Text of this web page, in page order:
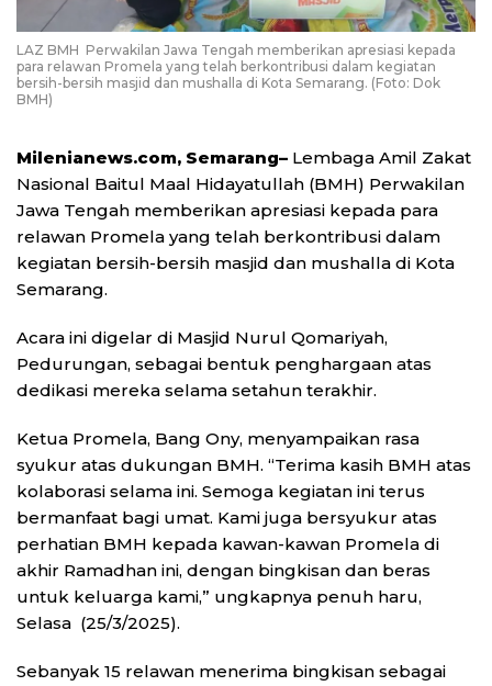
LAZ BMH Perwakilan Jawa Tengah memberikan apresiasi kepada
para relawan Promela yang telah berkontribusi dalam kegiatan
bersih-bersih masjid dan mushalla di Kota Semarang. (Foto: Dok
BMH)
Milenianews.com, Semarang– Lembaga Amil Zakat
Nasional Baitul Maal Hidayatullah (BMH) Perwakilan
Jawa Tengah memberikan apresiasi kepada para
relawan Promela yang telah berkontribusi dalam
kegiatan bersih-bersih masjid dan mushalla di Kota
Semarang.
Acara ini digelar di Masjid Nurul Qomariyah,
Pedurungan, sebagai bentuk penghargaan atas
dedikasi mereka selama setahun terakhir.
Ketua Promela, Bang Ony, menyampaikan rasa
syukur atas dukungan BMH. “Terima kasih BMH atas
kolaborasi selama ini. Semoga kegiatan ini terus
bermanfaat bagi umat. Kami juga bersyukur atas
perhatian BMH kepada kawan-kawan Promela di
akhir Ramadhan ini, dengan bingkisan dan beras
untuk keluarga kami,” ungkapnya penuh haru,
Selasa (25/3/2025).
Sebanyak 15 relawan menerima bingkisan sebagai